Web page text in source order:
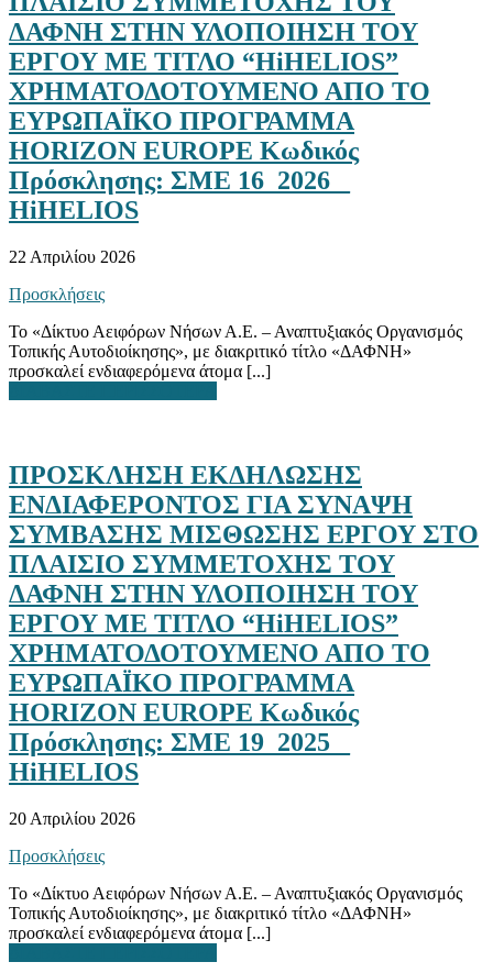
ΔΑΦΝΗ ΣΤΗΝ ΥΛΟΠΟΙΗΣΗ ΤΟΥ
ΕΡΓΟΥ ΜΕ ΤΙΤΛΟ “HiHELIOS”
ΧΡΗΜΑΤΟΔΟΤΟΥΜΕΝΟ ΑΠΟ ΤΟ
ΕΥΡΩΠΑΪΚΟ ΠΡΟΓΡΑΜΜΑ
HORIZON EUROPE Κωδικός
Πρόσκλησης: ΣΜΕ 16_2026 _
HiHELIOS
22 Απριλίου 2026
Προσκλήσεις
Το «Δίκτυο Αειφόρων Νήσων Α.Ε. – Αναπτυξιακός Οργανισμός
Τοπικής Αυτοδιοίκησης», με διακριτικό τίτλο «ΔΑΦΝΗ»
προσκαλεί ενδιαφερόμενα άτομα [...]
ΠΡΟΣΚΛΗΣΗ ΕΚΔΗΛΩΣΗΣ
ΕΝΔΙΑΦΕΡΟΝΤΟΣ ΓΙΑ ΣΥΝΑΨΗ
ΣΥΜΒΑΣΗΣ ΜΙΣΘΩΣΗΣ ΕΡΓΟΥ ΣΤΟ
ΠΛΑΙΣΙΟ ΣΥΜΜΕΤΟΧΗΣ ΤΟΥ
ΔΑΦΝΗ ΣΤΗΝ ΥΛΟΠΟΙΗΣΗ ΤΟΥ
ΕΡΓΟΥ ΜΕ ΤΙΤΛΟ “HiHELIOS”
ΧΡΗΜΑΤΟΔΟΤΟΥΜΕΝΟ ΑΠΟ ΤΟ
ΕΥΡΩΠΑΪΚΟ ΠΡΟΓΡΑΜΜΑ
HORIZON EUROPE Κωδικός
Πρόσκλησης: ΣΜΕ 19_2025 _
HiHELIOS
20 Απριλίου 2026
Προσκλήσεις
Το «Δίκτυο Αειφόρων Νήσων Α.Ε. – Αναπτυξιακός Οργανισμός
Τοπικής Αυτοδιοίκησης», με διακριτικό τίτλο «ΔΑΦΝΗ»
προσκαλεί ενδιαφερόμενα άτομα [...]